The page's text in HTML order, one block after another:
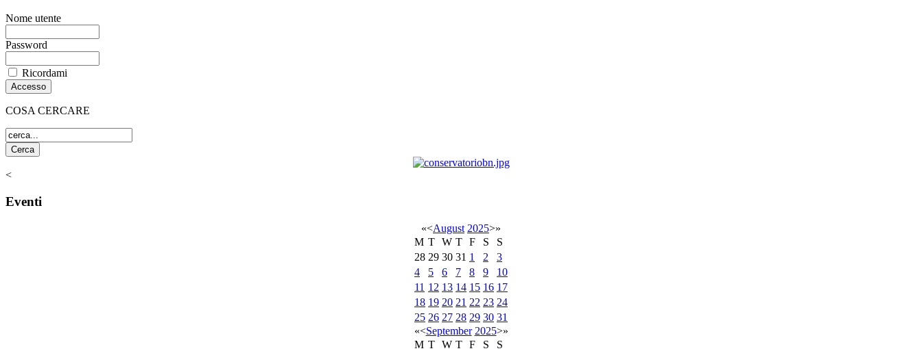
Nome utente
Password
Ricordami
COSA CERCARE
<
Eventi
«<August 2025>»
M T W T F S
S
28 29 30 31 1 2
3
4
5 6 7 8 9
10
11 12 13 14 15 16 17
18 19 20 21 22 23 24
25 26 27 28 29 30 31
«<September 2025>»
M T W T F S
S